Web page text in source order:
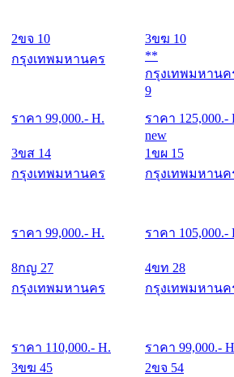
2ขจ 10
กรุงเทพมหานคร
ราคา 99,000.- H.
3ขฆ 10
**
กรุงเทพมหานค
9
ราคา 125,000.-
3ขส 14
กรุงเทพมหานคร
ราคา 99,000.- H.
new
1ขผ 15
กรุงเทพมหานค
ราคา 105,000.-
8กญ 27
กรุงเทพมหานคร
ราคา 110,000.- H.
4ขท 28
กรุงเทพมหานค
ราคา 99,000.-
3ขฆ 45
2ขจ 54